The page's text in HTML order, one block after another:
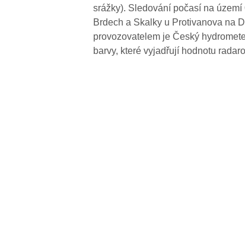
srážky). Sledování počasí na
Brdech a Skalky u Protivanova na
provozovatelem je Český
barvy, které vyjadřují hodnotu